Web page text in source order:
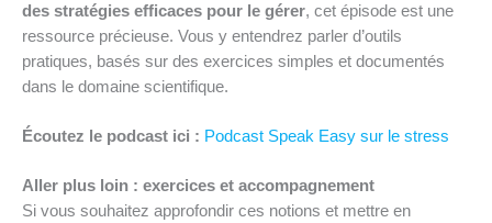
des stratégies efficaces pour le gérer, cet épisode est une
ressource précieuse. Vous y entendrez parler d’outils
pratiques, basés sur des exercices simples et documentés
dans le domaine scientifique.
Écoutez le podcast ici : Podcast Speak Easy sur le stress
Aller plus loin : exercices et accompagnement
Si vous souhaitez approfondir ces notions et mettre en